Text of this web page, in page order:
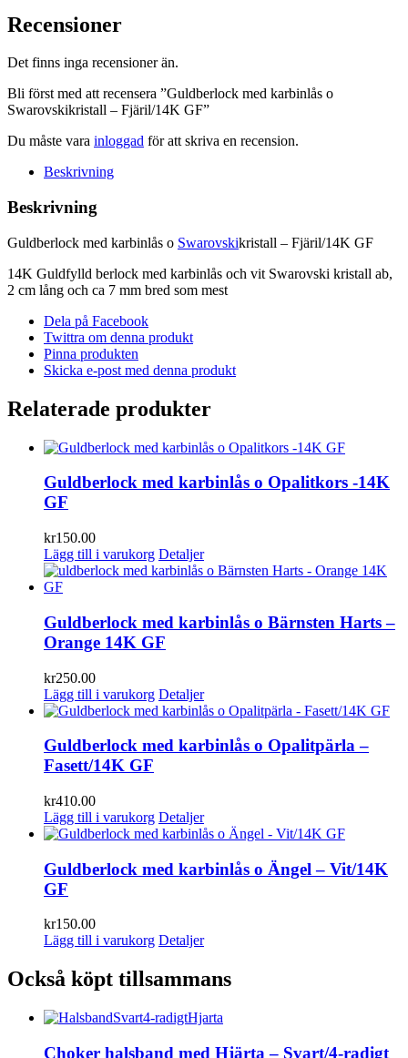
Fjäril/14K
mängd
Recensioner
Det finns inga recensioner än.
Bli först med att recensera ”Guldberlock med karbinlås o
Swarovskikristall – Fjäril/14K GF”
Du måste vara inloggad för att skriva en recension.
Beskrivning
Beskrivning
Guldberlock med karbinlås o Swarovskikristall – Fjäril/14K GF
14K Guldfylld berlock med karbinlås och vit Swarovski kristall ab,
2 cm lång och ca 7 mm bred som mest
Dela på Facebook
Twittra om denna produkt
Pinna produkten
Skicka e-post med denna produkt
Relaterade produkter
Guldberlock med karbinlås o Opalitkors -14K
GF
kr150.00
Lägg till i varukorg Detaljer
Guldberlock med karbinlås o Bärnsten Harts –
Orange 14K GF
kr250.00
Lägg till i varukorg Detaljer
Guldberlock med karbinlås o Opalitpärla –
Fasett/14K GF
kr410.00
Lägg till i varukorg Detaljer
Guldberlock med karbinlås o Ängel – Vit/14K
GF
kr150.00
Lägg till i varukorg Detaljer
Också köpt tillsammans
Choker halsband med Hjärta – Svart/4-radigt